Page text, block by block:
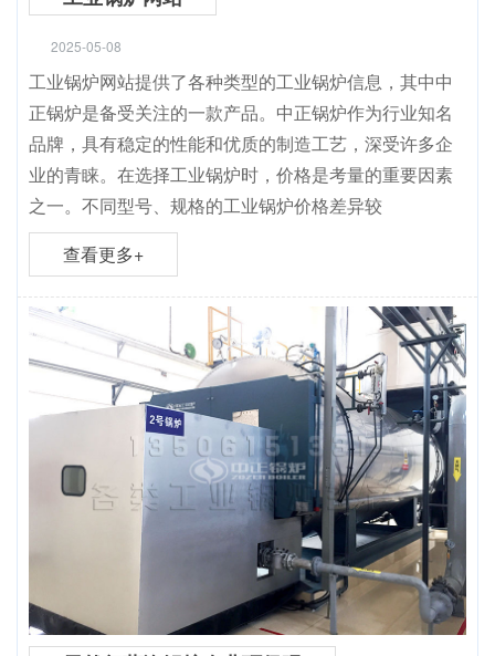
2025-05-08
工业锅炉网站提供了各种类型的工业锅炉信息，其中中
正锅炉是备受关注的一款产品。中正锅炉作为行业知名
品牌，具有稳定的性能和优质的制造工艺，深受许多企
业的青睐。在选择工业锅炉时，价格是考量的重要因素
之一。不同型号、规格的工业锅炉价格差异较
查看更多+